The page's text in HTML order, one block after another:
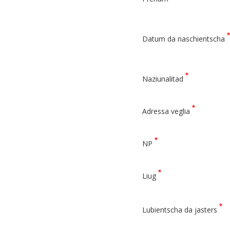
Datum da naschientscha
Naziunalitad
Adressa
Adressa veglia
NP
Liug
Lubientscha da jasters